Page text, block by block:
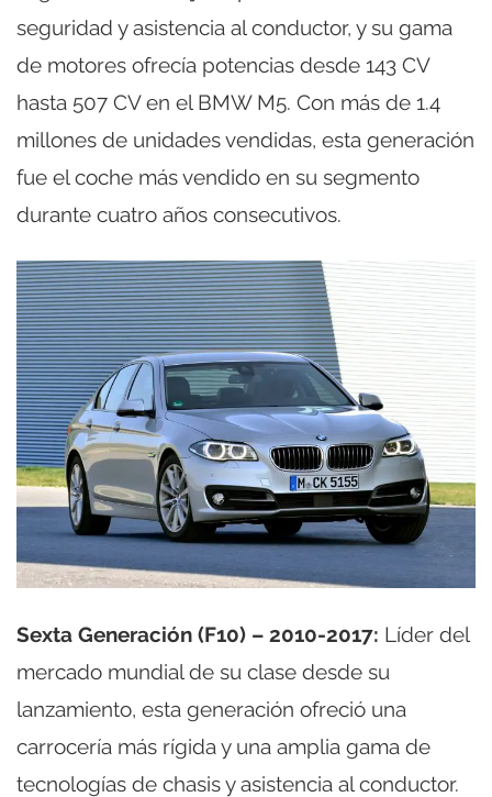
seguridad y asistencia al conductor, y su gama
de motores ofrecía potencias desde 143 CV
hasta 507 CV en el BMW M5. Con más de 1.4
millones de unidades vendidas, esta generación
fue el coche más vendido en su segmento
durante cuatro años consecutivos.
Sexta Generación (F10) – 2010-2017: Líder del
mercado mundial de su clase desde su
lanzamiento, esta generación ofreció una
carrocería más rígida y una amplia gama de
tecnologías de chasis y asistencia al conductor.